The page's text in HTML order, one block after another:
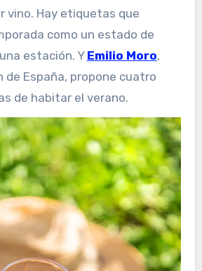
como un estado de
estación. Y Emilio Moro,
de España, propone cuatro
de habitar el verano.